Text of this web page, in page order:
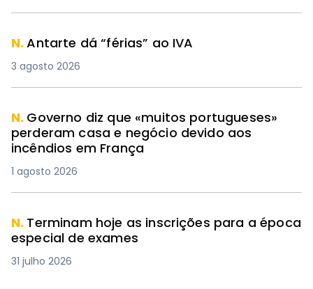
N.Antarte dá “férias” ao IVA
3 agosto 2026
N. Governo diz que «muitos portugueses»
perderam casa e negócio devido aos
incêndios em França
1 agosto 2026
N. Terminam hoje as inscrições para a época
especial de exames
31 julho 2026